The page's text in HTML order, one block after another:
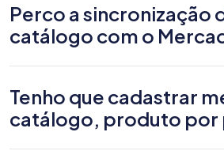
Perco a sincronização
catálogo com o
Tenho que cadastrar
catálogo, produto por